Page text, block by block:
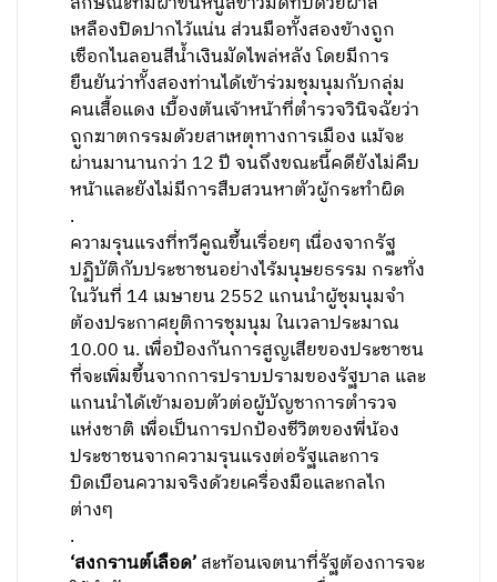
เหลืองปิดปากไว้แน่น ส่วนมือทั้งสองข้างถูก
เชือกไนลอนสีน้ำเงินมัดไพล่หลัง โดยมีการ
ยืนยันว่าทั้งสองท่านได้เข้าร่วมชุมนุมกับกลุ่ม
คนเสื้อแดง เบื้องต้นเจ้าหน้าที่ตำรวจวินิจฉัยว่า
ถูกฆาตกรรมด้วยสาเหตุทางการเมือง แม้จะ
ผ่านมานานกว่า 12 ปี จนถึงขณะนี้คดียังไม่คืบ
หน้าและยังไม่มีการสืบสวนหาตัวผู้กระทำผิด
.
ความรุนแรงที่ทวีคูณขึ้นเรื่อยๆ เนื่องจากรัฐ
ปฏิบัติกับประชาชนอย่างไร้มนุษยธรรม กระทั่ง
ในวันที่ 14 เมษายน 2552 แกนนำผู้ชุมนุมจำ
ต้องประกาศยุติการชุมนุม ในเวลาประมาณ
10.00 น. เพื่อป้องกันการสูญเสียของประชาชน
ที่จะเพิ่มขึ้นจากการปราบปรามของรัฐบาล และ
แกนนำได้เข้ามอบตัวต่อผู้บัญชาการตำรวจ
แห่งชาติ เพื่อเป็นการปกป้องชีวิตของพี่น้อง
ประชาชนจากความรุนแรงต่อรัฐและการ
บิดเบือนความจริงด้วยเครื่องมือและกลไก
ต่างๆ
.
‘สงกรานต์เลือด’สะท้อนเจตนาที่รัฐต้องการจะ